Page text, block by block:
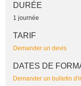
DURÉE
1 journée
TARIF
Demander un devis
DATES DE
Demander un bulletin